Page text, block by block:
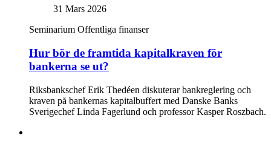
31 Mars 2026
Seminarium Offentliga finanser
Hur bör de framtida kapitalkraven för
bankerna se ut?
Riksbankschef Erik Thedéen diskuterar bankreglering och
kraven på bankernas kapitalbuffert med Danske Banks
Sverigechef Linda Fagerlund och professor Kasper Roszbach.